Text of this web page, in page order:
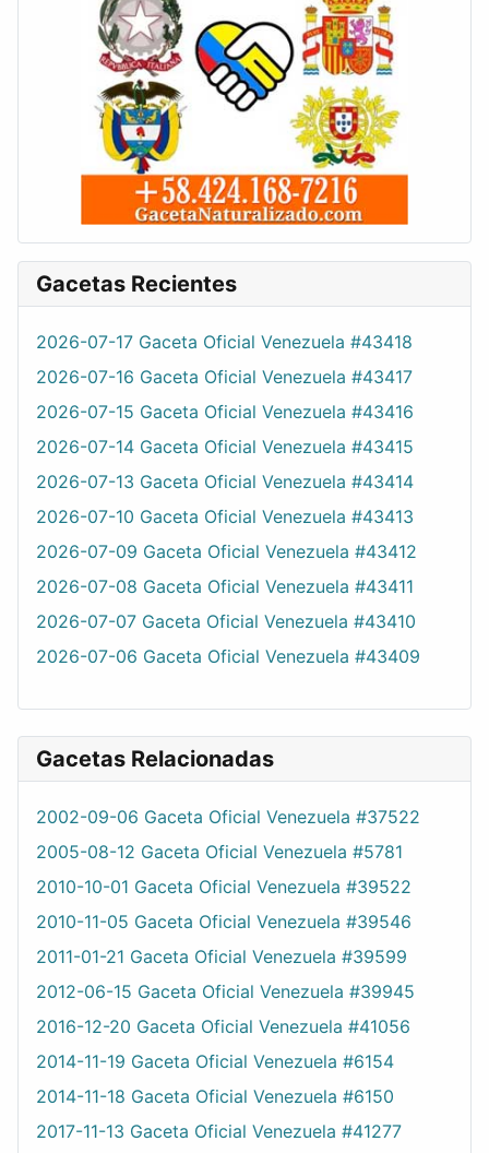
Gacetas Recientes
2026-07-17 Gaceta Oficial Venezuela #43418
2026-07-16 Gaceta Oficial Venezuela #43417
2026-07-15 Gaceta Oficial Venezuela #43416
2026-07-14 Gaceta Oficial Venezuela #43415
2026-07-13 Gaceta Oficial Venezuela #43414
2026-07-10 Gaceta Oficial Venezuela #43413
2026-07-09 Gaceta Oficial Venezuela #43412
2026-07-08 Gaceta Oficial Venezuela #43411
2026-07-07 Gaceta Oficial Venezuela #43410
2026-07-06 Gaceta Oficial Venezuela #43409
Gacetas Relacionadas
2002-09-06 Gaceta Oficial Venezuela #37522
2005-08-12 Gaceta Oficial Venezuela #5781
2010-10-01 Gaceta Oficial Venezuela #39522
2010-11-05 Gaceta Oficial Venezuela #39546
2011-01-21 Gaceta Oficial Venezuela #39599
2012-06-15 Gaceta Oficial Venezuela #39945
2016-12-20 Gaceta Oficial Venezuela #41056
2014-11-19 Gaceta Oficial Venezuela #6154
2014-11-18 Gaceta Oficial Venezuela #6150
2017-11-13 Gaceta Oficial Venezuela #41277